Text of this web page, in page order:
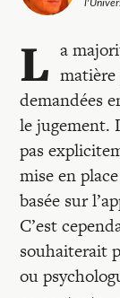
Entretiens
Revues
Colloque
L a
demandées
le jugement.
pas
mise en
basée sur
C’est
souhaiterait
ou